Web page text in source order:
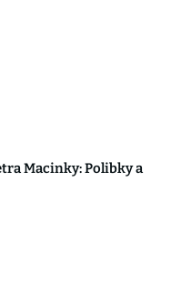
Macinky: Polibky a